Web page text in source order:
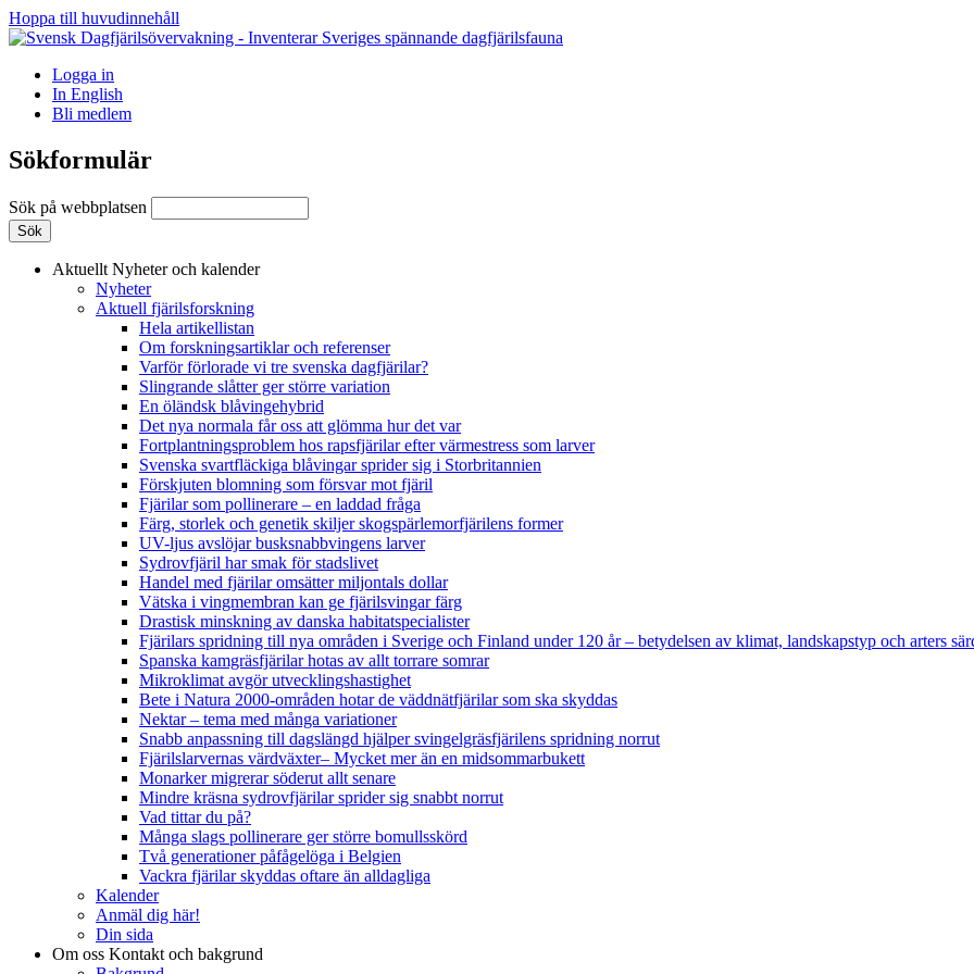
Hoppa till huvudinnehåll
Logga in
In English
Bli medlem
Sökformulär
Sök på webbplatsen
Aktuellt Nyheter och kalender
Nyheter
Aktuell fjärilsforskning
Hela artikellistan
Om forskningsartiklar och referenser
Varför förlorade vi tre svenska dagfjärilar?
Slingrande slåtter ger större variation
En öländsk blåvingehybrid
Det nya normala får oss att glömma hur det var
Fortplantningsproblem hos rapsfjärilar efter värmestress som larver
Svenska svartfläckiga blåvingar sprider sig i Storbritannien
Förskjuten blomning som försvar mot fjäril
Fjärilar som pollinerare – en laddad fråga
Färg, storlek och genetik skiljer skogspärlemorfjärilens former
UV-ljus avslöjar busksnabbvingens larver
Sydrovfjäril har smak för stadslivet
Handel med fjärilar omsätter miljontals dollar
Vätska i vingmembran kan ge fjärilsvingar färg
Drastisk minskning av danska habitatspecialister
Fjärilars spridning till nya områden i Sverige och Finland under 120 år– betydelsen av klimat, landskapstyp och arters
Spanska kamgräsfjärilar hotas av allt torrare somrar
Mikroklimat avgör utvecklingshastighet
Bete i Natura 2000-områden hotar de väddnätfjärilar som ska skyddas
Nektar – tema med många variationer
Snabb anpassning till dagslängd hjälper svingelgräsfjärilens spridning norrut
Fjärilslarvernas värdväxter– Mycket mer än en midsommarbukett
Monarker migrerar söderut allt senare
Mindre kräsna sydrovfjärilar sprider sig snabbt norrut
Vad tittar du på?
Många slags pollinerare ger större bomullsskörd
Två generationer påfågelöga i Belgien
Vackra fjärilar skyddas oftare än alldagliga
Kalender
Anmäl dig här!
Din sida
Om oss Kontakt och bakgrund